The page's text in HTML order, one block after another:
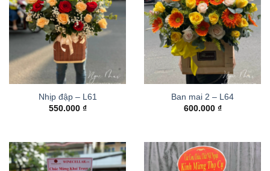
Nhịp đập – L61
550.000 ₫
Ban mai 2 – L64
600.000 ₫